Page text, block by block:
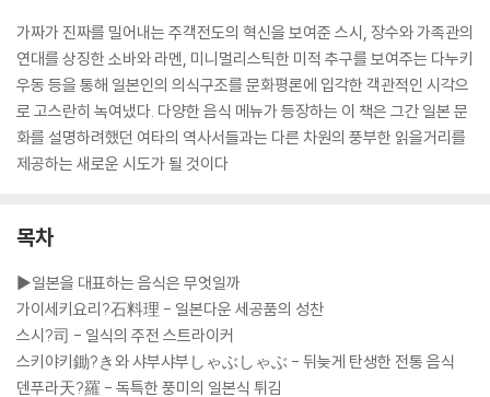
가짜가 진짜를 밀어내는 주객전도의 혁신을 보여준 스시, 장수와 가족관의
연대를 상징한 소바와 라멘, 미니멀리스틱한 미적 추구를 보여주는 다누키
우동 등을 통해 일본인의 의식구조를 문화평론에 입각한 객관적인 시각으
로 고스란히 녹여냈다. 다양한 음식 메뉴가 등장하는 이 책은 그간 일본 문
화를 설명하려했던 여타의 역사서들과는 다른 차원의 풍부한 읽을거리를
제공하는 새로운 시도가 될 것이다
목차
▶일본을 대표하는 음식은 무엇일까
가이세키요리?石料理 - 일본다운 세공품의 성찬
스시?司 - 일식의 주전 스트라이커
스키야키鋤?き와 샤부샤부しゃぶしゃぶ - 뒤늦게 탄생한 전통 음식
덴푸라天?羅 - 독특한 풍미의 일본식 튀김